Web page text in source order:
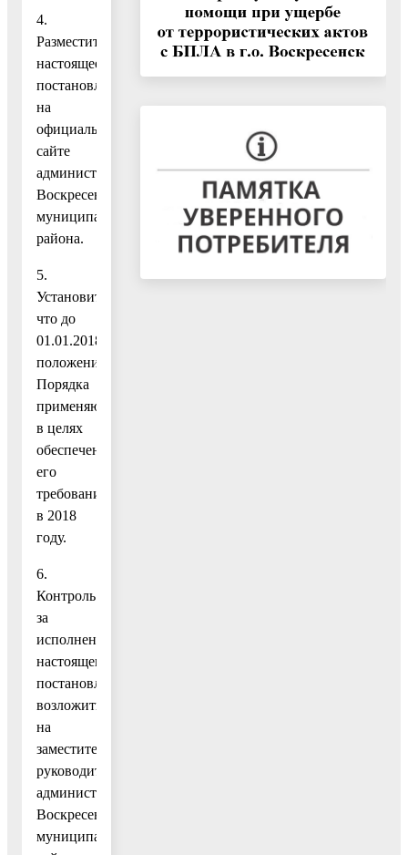
4.
Разместить
настоящее
постановление
на
официальном
сайте
администрации
Воскресенского
муниципального
района.
5.
Установить,
что до
01.01.2018г.
положения
Порядка
применяются
в целях
обеспечения
его
требований
в 2018
году.
6.
Контроль
за
исполнением
настоящего
постановления
возложить
на
заместителя
руководителя
администрации
Воскресенского
муниципального